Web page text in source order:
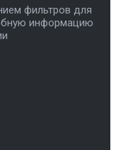
фильтров для
информацию